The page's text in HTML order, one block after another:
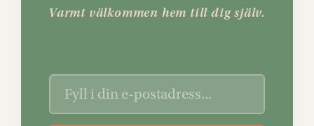
Varmt välkommen hem till dig själv.